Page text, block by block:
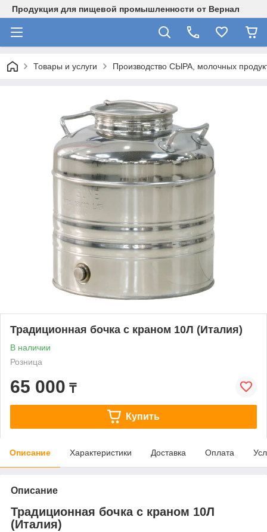
Продукция для пищевой промышленности от Вернал
Товары и услуги Производство СЫРА, молочных
Традиционная бочка с краном 10Л (Италия)
В наличии
Розница
65 000 ₸
Купить
Описание Характеристики Доставка Оплата
Описание
Традиционная бочка с краном 10Л
(Италия)